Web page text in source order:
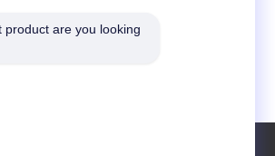
기 저항하는, 좋은
product are you looking